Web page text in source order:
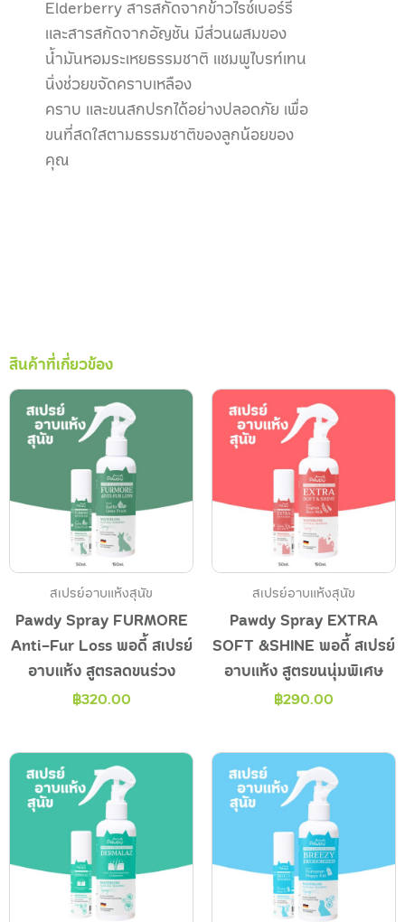
Elderberry สารสกัดจากข้าวไรซ์เบอร์รี
และสารสกัดจากอัญชัน มีส่วนผสมของ
น้ำมันหอมระเหยธรรมชาติ แชมพูไบรท์เทน
นิ่งช่วยขจัดคราบเหลือง
คราบ และขนสกปรกได้อย่างปลอดภัย เพื่อ
ขนที่สดใสตามธรรมชาติของลูกน้อยของ
คุณ
สินค้าที่เกี่ยวข้อง
สเปรย์อาบแห้งสุนัข
Pawdy Spray FURMORE
Anti-Fur Loss พอดี้ สเปรย์
อาบแห้ง สูตรลดขนร่วง
฿320.00
สเปรย์อาบแห้งสุนัข
Pawdy Spray EXTRA
SOFT &SHINE พอดี้ สเปรย์
อาบแห้ง สูตรขนนุ่มพิเศษ
฿290.00